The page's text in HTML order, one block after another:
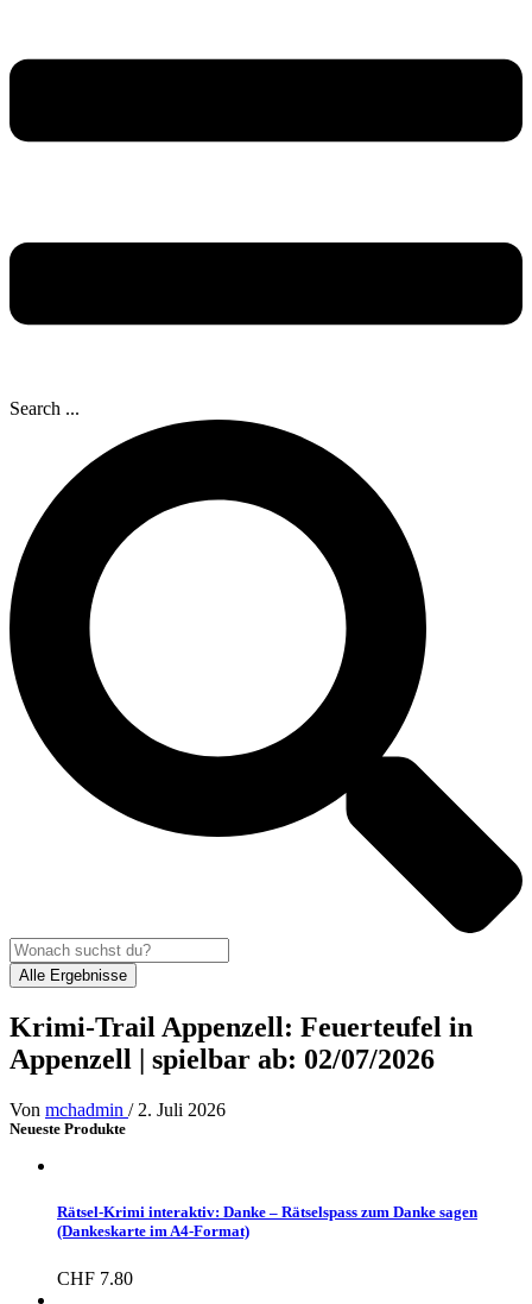
Search ...
Alle Ergebnisse
Krimi-Trail Appenzell: Feuerteufel in
Appenzell | spielbar ab: 02/07/2026
Von mchadmin / 2. Juli 2026
Neueste Produkte
Rätsel-Krimi interaktiv: Danke – Rätselspass zum Danke sagen
(Dankeskarte im A4-Format)
CHF 7.80